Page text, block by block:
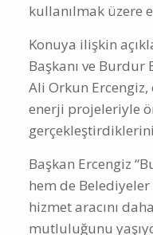
kullanılmak üzere
Konuya ilişkin
Başkanı ve Burdur
Ali Orkun Ercengiz,
enerji projeleriyle
Başkan Ercengiz
hem de
hizmet aracını
mutluluğunu